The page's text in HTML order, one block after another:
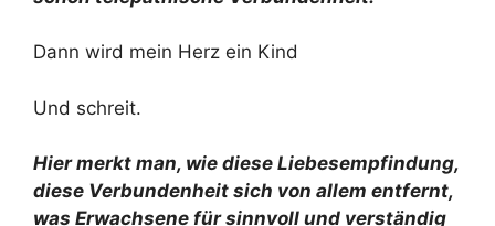
Dann wird mein Herz ein Kind
Und schreit.
Hier merkt man, wie diese Liebesempfindung,
diese Verbundenheit sich von allem entfernt,
was Erwachsene für sinnvoll und verständig